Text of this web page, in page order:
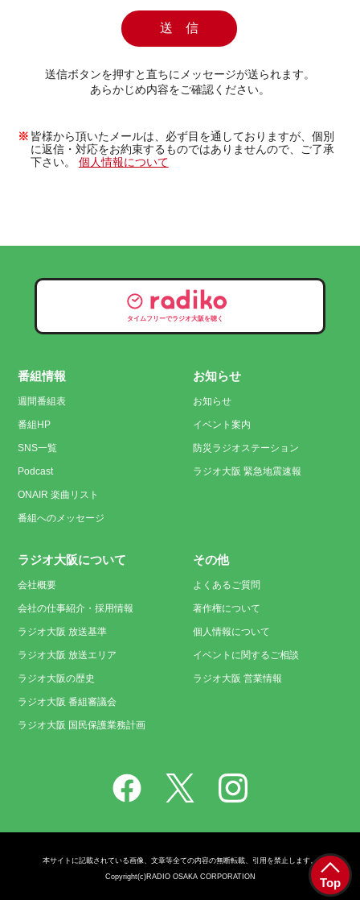
送信ボタンを押すと直ちにメッセージが送られます。
あらかじめ内容をご確認ください。
皆様から頂いたメールは、必ず目を通しておりますが、個別
に返信・対応をお約束するものではありませんので、ご了承
下さい。 個人情報について
タイムフリーでラジオ大阪を聴く
Top
番組情報
週間番組表
番組HP
SNS一覧
Podcast
ONAIR 楽曲リスト
番組へのメッセージ
お知らせ
お知らせ
イベント案内
防災ラジオステーション
ラジオ大阪 緊急地震速報
ラジオ大阪について
会社概要
会社の仕事紹介・採用情報
ラジオ大阪 放送基準
ラジオ大阪 放送エリア
ラジオ大阪の歴史
ラジオ大阪 番組審議会
ラジオ大阪 国民保護業務計画
その他
よくあるご質問
著作権について
個人情報について
イベントに関するご相談
ラジオ大阪 営業情報
本サイトに記載されている画像、文章等全ての内容の無断転載、引用を禁止します。
Copyright(c)RADIO OSAKA CORPORATION